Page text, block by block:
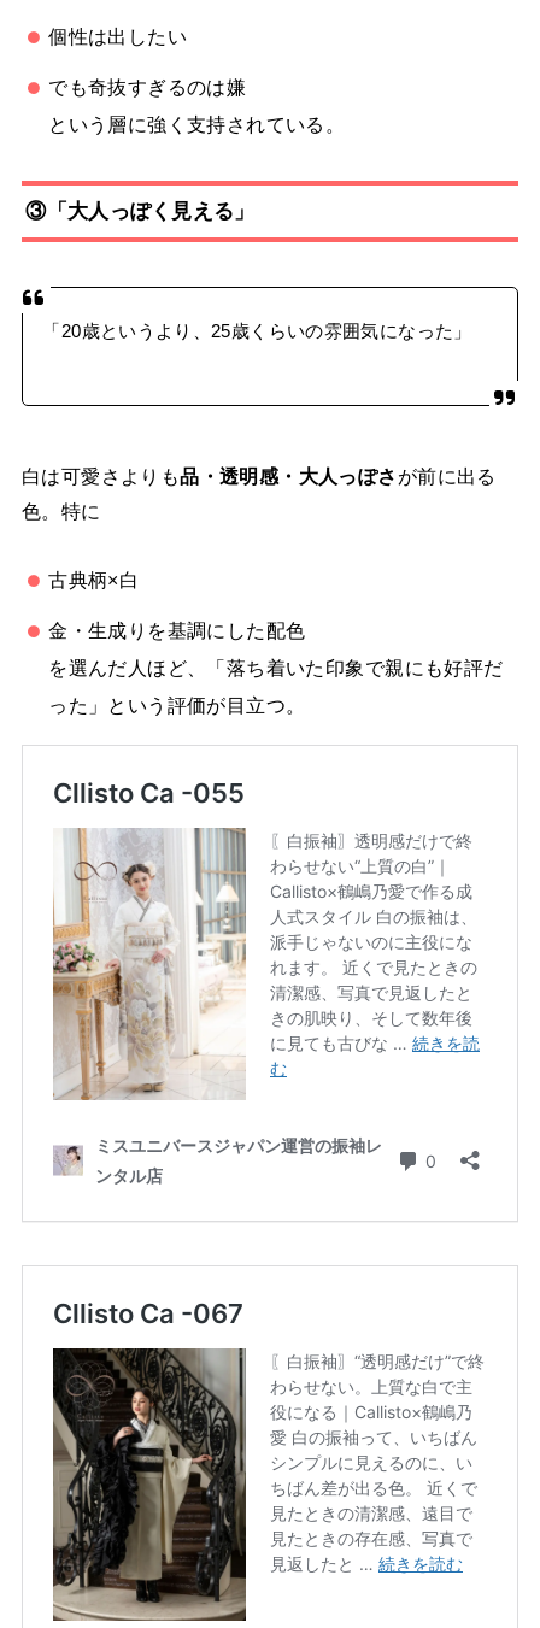
個性は出したい
でも奇抜すぎるのは嫌
という層に強く支持されている。
③「大人っぽく見える」
「20歳というより、25歳くらいの雰囲気になった」
白は可愛さよりも品・透明感・大人っぽさ が前に出る
色。特に
古典柄×白
金・生成りを基調にした配色
を選んだ人ほど、「落ち着いた印象で親にも好評だ
った」という評価が目立つ。